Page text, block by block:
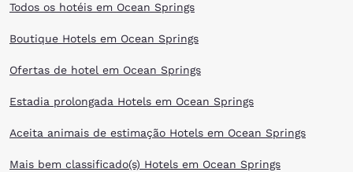
Todos os hotéis em Ocean Springs
Boutique Hotels em Ocean Springs
Ofertas de hotel em Ocean Springs
Estadia prolongada Hotels em Ocean Springs
Aceita animais de estimação Hotels em Ocean Springs
Mais bem classificado(s) Hotels em Ocean Springs